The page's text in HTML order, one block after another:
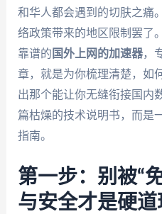
和华人都会遇到的切肤之痛
络政策带来的地区限制罢了
靠谱的 国外上网的加速器，
章，就是为你梳理清楚，如
出那个能让你无缝衔接国内
篇枯燥的技术说明书，而是
指南。
第一步：别被“
与安全才是硬道